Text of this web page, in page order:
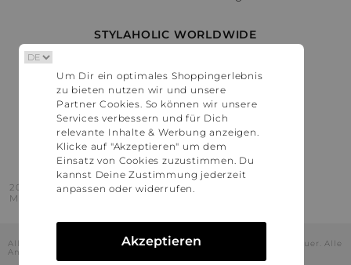
STYLAHOLIC WORLDWIDE
Österreich
Schweiz
France
United States
2016 - 2026 © Stylaholic.
Made for you with love in munich.
Alle Preise inkl. der jeweils geltenden gesetzlichen Mehrwertsteuer. Alle
Angaben ohne Gewähr.
Um Dir ein optimales Shoppingerlebnis
zu bieten nutzen wir und unsere
Partner Cookies. So können wir unsere
Services verbessern und für Dich
relevante Inhalte & Werbung anzeigen.
Klicke auf "Akzeptieren" um dem
Einsatz von Cookies zuzustimmen. Du
kannst Deine Zustimmung jederzeit
anpassen oder widerrufen.
Akzeptieren